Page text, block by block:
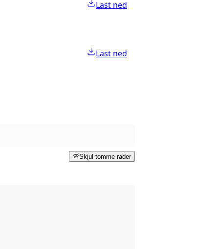
Last ned
Last ned
Skjul tomme rader